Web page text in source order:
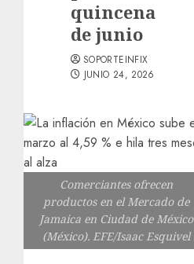
quincena
de junio
SOPORTEINFIX
JUNIO 24, 2026
Comerciantes ofrecen
productos en el Mercado de
Jamaica en Ciudad de México
(México). EFE/Isaac Esquivel